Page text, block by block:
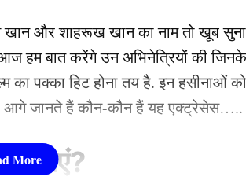
6 बिहारी लाल को मिली जगह
की पत्नी?
तिवारी, जिन्हें गुरु माँ के नाम से भी जाना
और शाहरूख खान का नाम तो खूब सुना
हम बात करेंगे उन अभिनेत्रियों की जिनके
का पक्का हिट होना तय है. इन हसीनाओं
आगे जानते हैं कौन-कौन हैं यह एक्ट्रेसेस…..